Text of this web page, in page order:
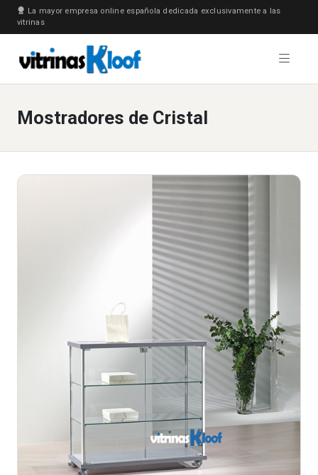
La mayor empresa online española dedicada exclusivamente a las
vitrinas
Mostradores de Cristal